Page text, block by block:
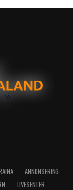
ANNONSERING
LIVESENTER